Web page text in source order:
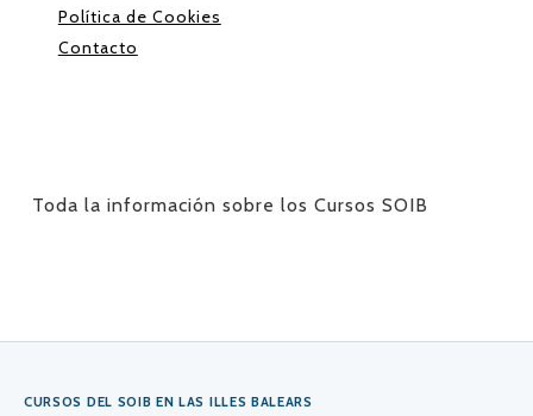
Política de Cookies
Contacto
Toda la información sobre los Cursos SOIB
CURSOS DEL SOIB EN LAS ILLES BALEARS